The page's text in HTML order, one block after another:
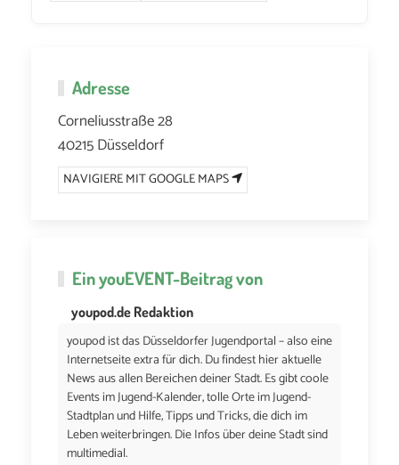
Adresse
Corneliusstraße 28
40215 Düsseldorf
NAVIGIERE MIT GOOGLE MAPS
EinyouEVENT-Beitrag von
youpod.de Redaktion
youpod ist das Düsseldorfer Jugendportal – also eine
Internetseite extra für dich. Du findest hier aktuelle
News aus allen Bereichen deiner Stadt. Es gibt coole
Events im Jugend-Kalender, tolle Orte im Jugend-
Stadtplan und Hilfe, Tipps und Tricks, die dich im
Leben weiterbringen. Die Infos über deine Stadt sind
multimedial.